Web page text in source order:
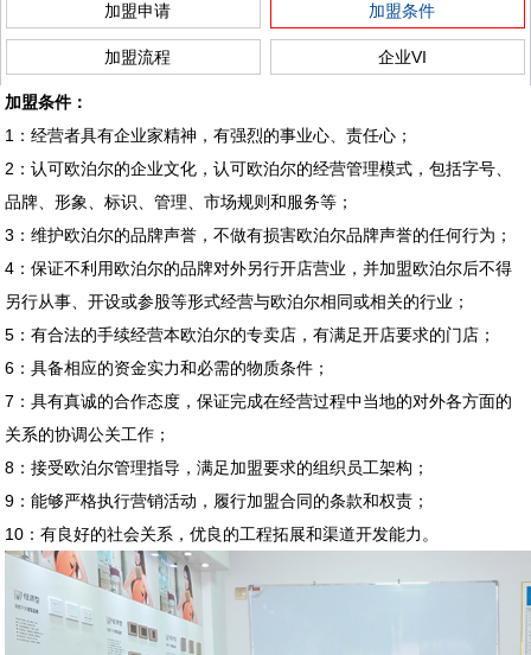
加盟申请 加盟条件
加盟流程 企业VI
加盟条件：
1：经营者具有企业家精神，有强烈的事业心、责任心；
2：认可欧泊尔的企业文化，认可欧泊尔的经营管理模式，包括字号、
品牌、形象、标识、管理、市场规则和服务等；
3：维护欧泊尔的品牌声誉，不做有损害欧泊尔品牌声誉的任何行为；
4：保证不利用欧泊尔的品牌对外另行开店营业，并加盟欧泊尔后不得
另行从事、开设或参股等形式经营与欧泊尔相同或相关的行业；
5：有合法的手续经营本欧泊尔的专卖店，有满足开店要求的门店；
6：具备相应的资金实力和必需的物质条件；
7：具有真诚的合作态度，保证完成在经营过程中当地的对外各方面的
关系的协调公关工作；
8：接受欧泊尔管理指导，满足加盟要求的组织员工架构；
9：能够严格执行营销活动，履行加盟合同的条款和权责；
10：有良好的社会关系，优良的工程拓展和渠道开发能力。